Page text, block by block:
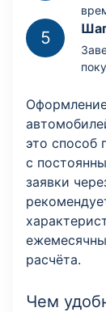
это способ
с
заявки
расчёта.
Чем